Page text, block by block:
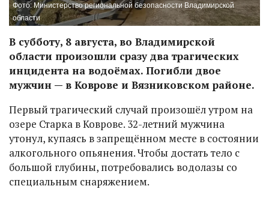
Фото: Министерство региональной безопасности Владимирской
области
В субботу, 8 августа, во Владимирской
области произошли сразу два трагических
инцидента на водоёмах. Погибли двое
мужчин — в Коврове и Вязниковском районе.
Первый трагический случай произошёл утром на
озере Старка в Коврове. 32-летний мужчина
утонул, купаясь в запрещённом месте в состоянии
алкогольного опьянения. Чтобы достать тело с
большой глубины, потребовались водолазы со
специальным снаряжением.